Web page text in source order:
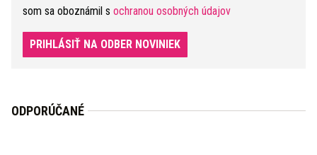
som sa oboznámil s ochranou osobných údajov
PRIHLÁSIŤ NA ODBER NOVINIEK
ODPORÚČANÉ